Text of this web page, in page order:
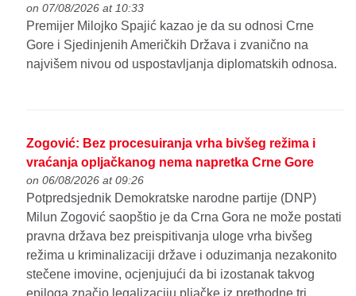
on 07/08/2026 at 10:33
Premijer Milojko Spajić kazao je da su odnosi Crne
Gore i Sjedinjenih Američkih Država i zvanično na
najvišem nivou od uspostavljanja diplomatskih odnosa.
Zogović: Bez procesuiranja vrha bivšeg režima i
vraćanja opljačkanog nema napretka Crne Gore
on 06/08/2026 at 09:26
Potpredsjednik Demokratske narodne partije (DNP)
Milun Zogović saopštio je da Crna Gora ne može postati
pravna država bez preispitivanja uloge vrha bivšeg
režima u kriminalizaciji države i oduzimanja nezakonito
stečene imovine, ocjenjujući da bi izostanak takvog